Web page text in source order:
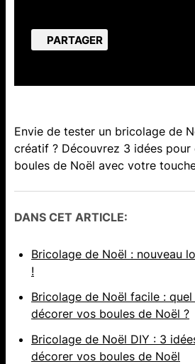
PARTAGER
Envie de tester un bricolage de
créatif ? Découvrez 3 idées pour
boules de Noël avec votre
DANS CET ARTICLE:
Bricolage de Noël : nouveau
!
Bricolage de Noël facile :
décorer vos boules de Noël ?
Bricolage de Noël DIY : 3
décorer vos boules de Noël